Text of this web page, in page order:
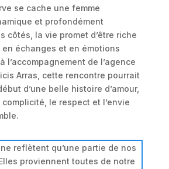
se cache une femme
et profondément
côtés, la vie promet d’être riche
échanges et en émotions
l’accompagnement de l’agence
Arras, cette rencontre pourrait
d’une belle histoire d’amour,
le respect et l’envie
reflètent qu’une partie de nos
proviennent toutes de notre